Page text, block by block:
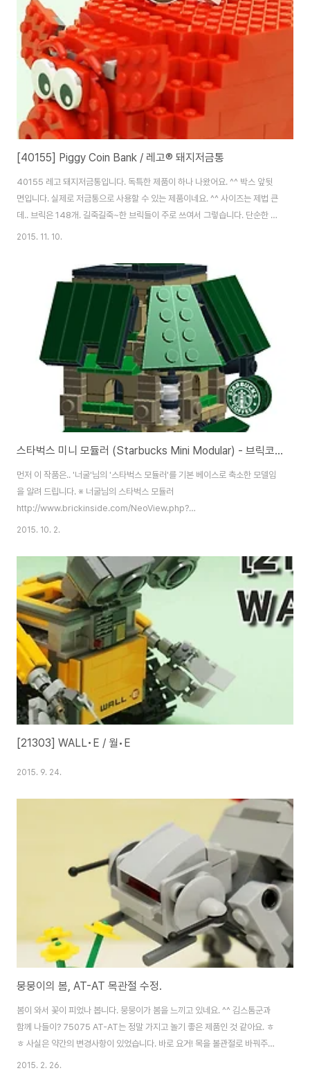
[40155] Piggy Coin Bank / 레고® 돼지저금통
40155 레고 돼지저금통입니다. 독특한 제품이 하나 나왔어요. ^^ 박스 앞뒷
면입니다. 실제로 저금통으로 사용할 수 있는 제품이네요. ^^ 사이즈는 제법 큰
데.. 브릭은 148개. 길죽길죽~한 브릭들이 주로 쓰여서 그렇습니다. 단순한 구
조 때문이겠죠. 박스 두께가 상당합니다. 소박스라 부르긴 그렇고.. 제법 큰 사
요. ^^; 인스는 한권. 10x10을 기본으로 시작하는데.. 재미있는건 큰 플레이트
가 아닌 10x2 플레이트 5개를 사용한다는거죠. 2층. 4층. 5층.기본적으로 플
레이트 없이 브릭을 쌓아가는 구조라 금새 올라갑니다. 그래도 폭 한칸짜리가
아닌 2칸 짜리 브릭 사용으로 강도는 튼튼하겠네요. 조금 다르게 만들어 주는
2015. 11. 10.
스타벅스 미니 모듈러 (Starbucks Mini Modular) - 브릭코리아 컨벤션 2015
먼저 이 작품은.. '너굴'님의 '스타벅스 모듈러'를 기본 베이스로 축소한 모델임
을 알려 드립니다. ※ 너굴님의 스타벅스 모듈러
http://www.brickinside.com/NeoView.php?
Db=ReviewOwnCreation&Mode=view&Block=1&Number=3104
해 보고 싶다는 생각이 들었고.(원작은 너무 커서 포기. 그럼 작게라도 해볼까?
뭐 요런 생각?) LDD 앞에서 한 2~3시간 뚝딱 해서 흉내를 내다보니.. 요런 녀
석이 탄생하게 되었죠. (물론 몇번의 수정이 더 가해졌습니다만..;) 그렇게 뚝딱
만들어진 녀석은 부품 수급에 들어가게 되고.. 내일부터 펼쳐질 브릭코리아
2015에나 내볼까..?..
2015. 10. 2.
[21303] WALL•E / 월•E
2015. 9. 24.
뭉뭉이의 봄, AT-AT 목관절 수정.
봄이 와서 꽃이 피었나 봅니다. 뭉뭉이가 봄을 느끼고 있네요. ^^ 김스톰군과
함께 나들이? 75075 AT-AT는 정말 가지고 놀기 좋은 제품인 것 같아요. ㅎ
ㅎ 사실은 약간의 변경사항이 있었습니다. 바로 요거! 목을 볼관절로 바꿔주었
죠. 바꾸는건 매우 간단해요. ^^ 이제 부비부비도 가능하구요. ㅎㅎ 아주 미묘
2015. 2. 26.